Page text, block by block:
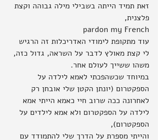
זאת תמיד הייתה בשבילי מילה גבוהה וקצת
פלצנית,
pardon my French
עוד מתקופת לימודי האדריכלות זה הרגיש
לי קצת מאולץ לדבר על השראה, גדול כזה,
משהו ששייך לעולם אחר.
במיוחד שכשהפכתי לאמא לילדה על
הספקטרום (יונתן הקטן שלי אובחן רק
לאחרונה ככה שרוב חיי כאמא הייתי אמא
לילדה על הספקטרום ולא אמא לילדים על
הספקטרום),
והייתי מספרת על הדרך שלי להתמודד עם